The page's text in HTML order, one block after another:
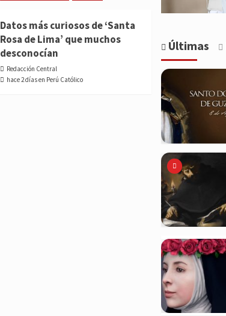
Datos más curiosos de ‘Santa
Rosa de Lima’ que muchos
desconocían
Redacción Central
hace 2 días en Perú Católico
Últimas